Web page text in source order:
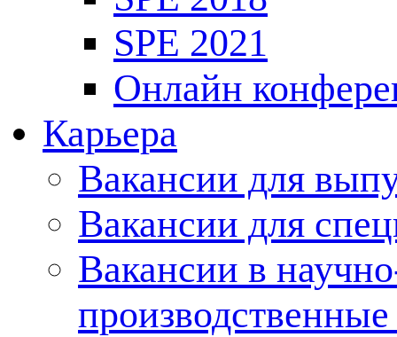
SPE 2021
Онлайн
Карьера
Вакансии для
Вакансии для
Вакансии в